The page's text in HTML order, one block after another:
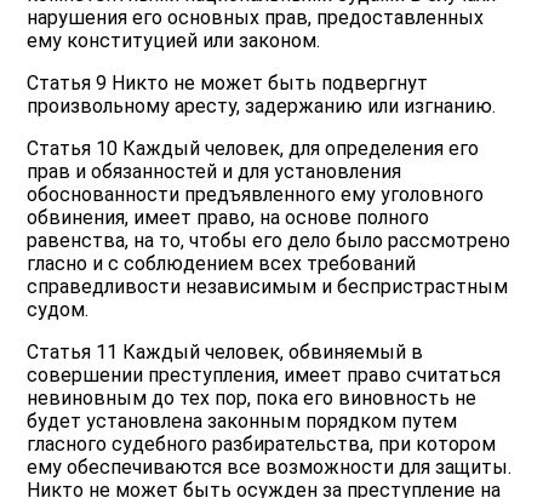
нарушения его основных прав, предоставленных
ему конституцией или законом.
Статья 9 Никто не может быть подвергнут
произвольному аресту, задержанию или изгнанию.
Статья 10 Каждый человек, для определения его
прав и обязанностей и для установления
обоснованности предъявленного ему уголовного
обвинения, имеет право, на основе полного
равенства, на то, чтобы его дело было рассмотрено
гласно и с соблюдением всех требований
справедливости независимым и беспристрастным
судом.
Статья 11 Каждый человек, обвиняемый в
совершении преступления, имеет право считаться
невиновным до тех пор, пока его виновность не
будет установлена законным порядком путем
гласного судебного разбирательства, при котором
ему обеспечиваются все возможности для защиты.
Никто не может быть осужден за преступление на